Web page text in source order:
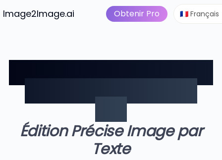
Image2Image.ai
Suite d'Image IA Image en vidéo
Obtenir Pro 🇫🇷 Français
Anti-flou IA : Réparez les
Photos Floues en Un
Édition Précise Image par
Texte